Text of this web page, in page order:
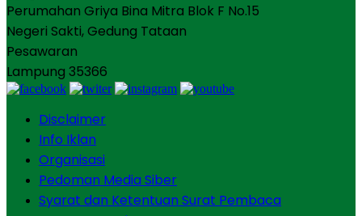
Perumahan Griya Bina Mitra Blok F No.15
Negeri Sakti, Gedung Tataan
Pesawaran
Lampung 35366
Disclaimer
Info Iklan
Organisasi
Pedoman Media Siber
Syarat dan Ketentuan Surat Pembaca